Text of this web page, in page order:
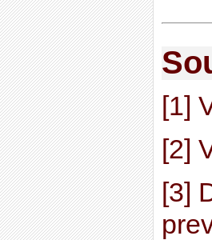
[1]
[2]
[3]